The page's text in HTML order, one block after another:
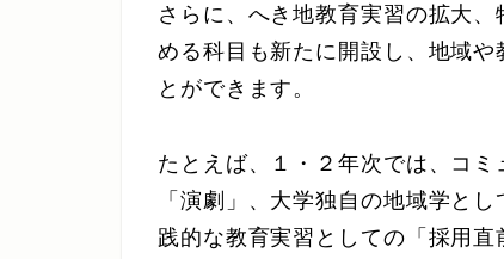
さらに、へき地教育実習の拡大
める科目も新たに開設し、地域
とができます。
たとえば、１・２年次では、コ
「演劇」、大学独自の地域学と
践的な教育実習としての「採用